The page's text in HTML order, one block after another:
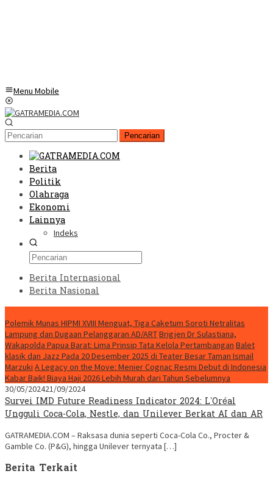
Menu Mobile
Pencarian
Berita
Politik
Olahraga
Ekonomi
Lainnya
Indeks
Berita Internasional
Berita Nasional
Polemik Munas HIPMI XVIII Menguat, Tiga Caketum Soroti Netralitas
Lampung dan Dugaan Pelanggaran AD/ARTBrigjen Dr Sulastiana,
Wakapolda Papua Barat: Lima Prinsip Tata Kelola Pertambangan Balet
klasik dan Jazz Pada 20 Desember 2025 di Teater Besar Taman Ismail
Marzuki A Legacy on the Move: Menier Cognac Resmi Debut di Indonesia
Kabar Baik! Biaya Haji 2026 Lebih Murah dari Tahun Sebelumnya
30/05/202421/09/2024
Survei IMD Future Readiness Indicator 2024: L’Oréal
Ungguli Coca-Cola, Nestle, dan Unilever Berkat AI dan AR
GATRAMEDIA.COM – Raksasa dunia seperti Coca-Cola Co., Procter &
Gamble Co. (P&G), hingga Unilever ternyata […]
Berita Terkait